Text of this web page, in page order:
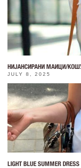
НИЈАНСИРАНИ МАИЦИ/
JULY 8, 2025
LIGHT BLUE SUMMER